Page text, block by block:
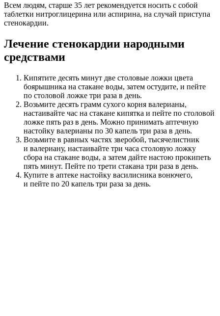
Всем людям, старше 35 лет рекомендуется носить с собой
таблетки нитроглицерина или аспирина, на случай приступа
стенокардии.
Лечение стенокардии народными
средствами
Кипятите десять минут две столовые ложки цвета
боярышника на стакане воды, затем остудите, и пейте
по столовой ложке три раза в день.
Возьмите десять грамм сухого корня валерианы,
настаивайте час на стакане кипятка и пейте по столовой
ложке пять раз в день. Можно принимать аптечную
настойку валерианы по 30 капель три раза в день.
Возьмите в равных частях зверобой, тысячелистник
и валериану, настаивайте три часа столовую ложку
сбора на стакане воды, а затем дайте настою прокипеть
пять минут. Пейте по трети стакана три раза в день.
Купите в аптеке настойку василисника вонючего,
и пейте по 20 капель три раза за день.